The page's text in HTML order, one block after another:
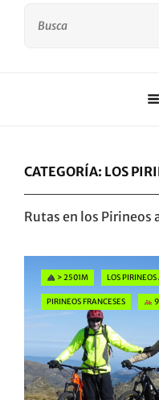
CATEGORÍA: LOS
Rutas en los Pirineos
Categories
> 2501M LOS
PIRINEOS FRANCESES